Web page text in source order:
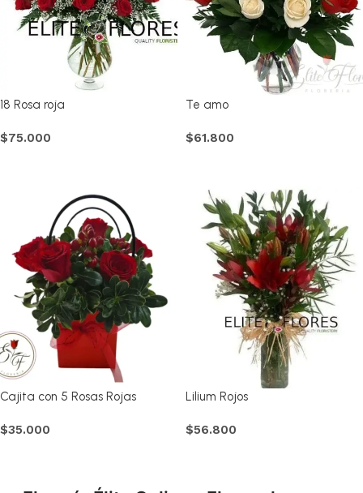
18 Rosa roja
$75.000
Te amo
$61.800
Cajita con 5 Rosas Rojas
$35.000
Lilium Rojos
$56.800